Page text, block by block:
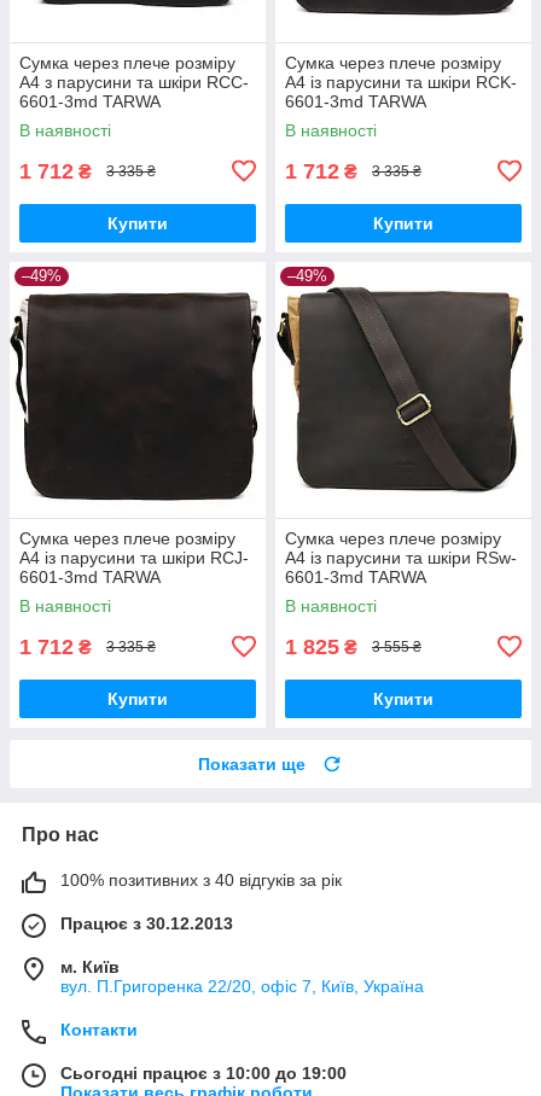
Сумка через плече розміру
А4 з парусини та шкіри RCC-
6601-3md TARWA
В наявності
1 712 ₴ 3 335 ₴
Купити
Сумка через плече розміру
А4 із парусини та шкіри RCK-
6601-3md TARWA
В наявності
1 712 ₴ 3 335 ₴
Купити
–49%
Сумка через плече розміру
А4 із парусини та шкіри RCJ-
6601-3md TARWA
В наявності
1 712 ₴ 3 335 ₴
Купити
–49%
Сумка через плече розміру
А4 із парусини та шкіри RSw-
6601-3md TARWA
В наявності
1 825 ₴ 3 555 ₴
Купити
Показати ще
Про нас
100% позитивних з 40 відгуків за рік
Працює з 30.12.2013
м. Київ
вул. П.Григоренка 22/20, офіс 7, Київ, Україна
Контакти
Сьогодні працює з 10:00 до 19:00